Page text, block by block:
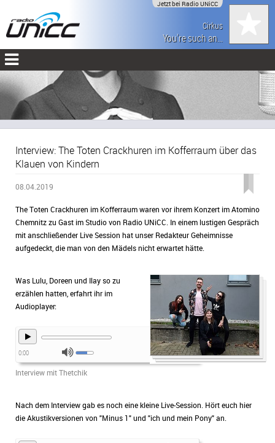
Jetzt bei Radio UNiCC
Cirkus
You're such an...
Interview: The Toten Crackhuren im Kofferraum über das
Klauen von Kindern
08.04.2019
The Toten Crackhuren im Kofferraum waren vor ihrem Konzert im Atomino
Chemnitz zu Gast im Studio von Radio UNiCC. In einem lustigen Gespräch
mit anschließender Live Session hat unser Redakteur Geheimnisse
aufgedeckt, die man von den Mädels nicht erwartet hätte.
Was Lulu, Doreen und Ilay so zu
erzählen hatten, erfahrt ihr im
Audioplayer:
0:00
Interview mit Thetchik
Nach dem Interview gab es noch eine kleine Live-Session. Hört euch hier
die Akustikversionen von "Minus 1" und "ich und mein Pony" an.